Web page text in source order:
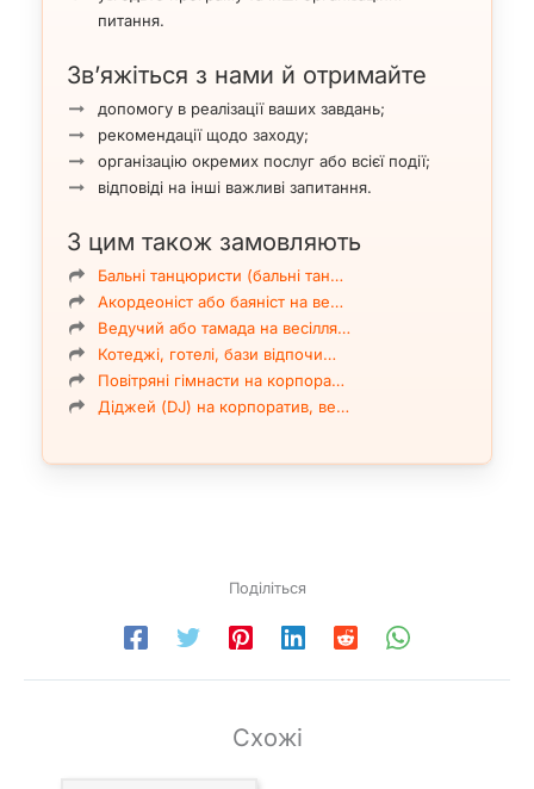
питання.
Зв’яжіться з нами й отримайте
допомогу в реалізації ваших завдань;
рекомендації щодо заходу;
організацію окремих послуг або всієї події;
відповіді на інші важливі запитання.
З цим також замовляють
Бальні танцюристи (бальні тан…
Акордеоніст або баяніст на ве…
Ведучий або тамада на весілля…
Котеджі, готелі, бази відпочи…
Повітряні гімнасти на корпора…
Діджей (DJ) на корпоратив, ве…
Поділіться
Схожі